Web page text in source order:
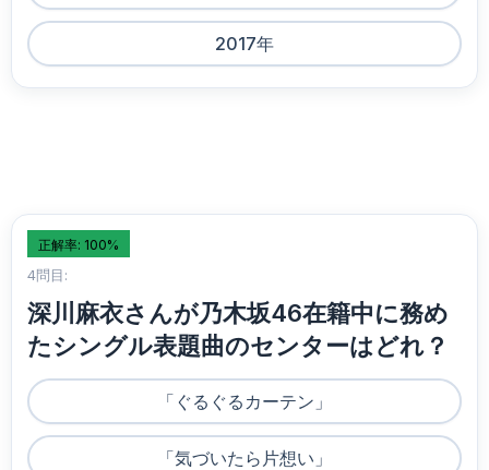
2017年
正解率: 100%
4問目:
深川麻衣さんが乃木坂46在籍中に務め
たシングル表題曲のセンターはどれ？
「ぐるぐるカーテン」
「気づいたら片想い」